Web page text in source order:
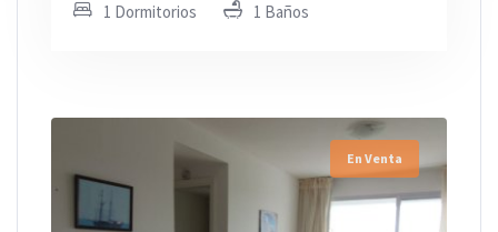
1 Dormitorios 1 Baños
En Venta